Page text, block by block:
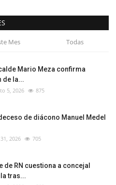
Mes Todas
Mario Meza confirma
de la...
5, 2026 875
de diácono Manuel Medel
2026 705
de RN cuestiona a concejal
tras...